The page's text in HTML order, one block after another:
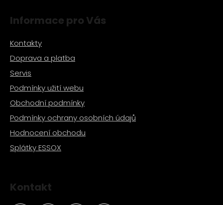
Informace pro Vás
Kontakty
Doprava a platba
Servis
Podmínky užití webu
Obchodní podmínky
Podmínky ochrany osobních údajů
Hodnocení obchodu
Splátky ESSOX
Kontakt